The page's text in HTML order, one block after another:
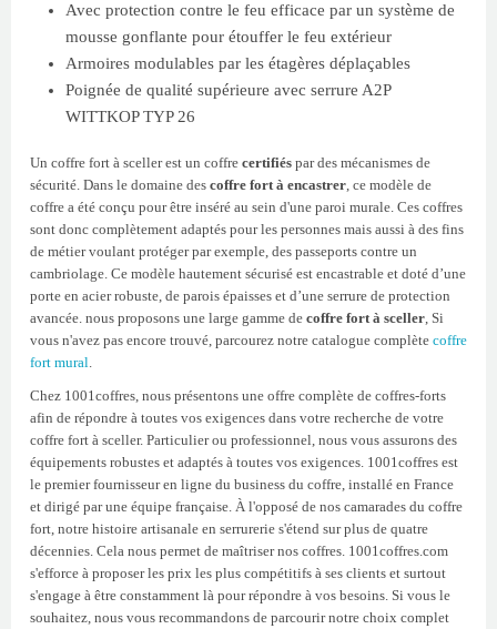
Avec protection contre le feu efficace par un système de
mousse gonflante pour étouffer le feu extérieur
Armoires modulables par les étagères déplaçables
Poignée de qualité supérieure avec serrure A2P
WITTKOP TYP 26
Un coffre fort à sceller est un coffre certifiés par des mécanismes de
sécurité. Dans le domaine des coffre fort à encastrer , ce modèle de
coffre a été conçu pour être inséré au sein d'une paroi murale. Ces coffres
sont donc complètement adaptés pour les personnes mais aussi à des fins
de métier voulant protéger par exemple, des passeports contre un
cambriolage. Ce modèle hautement sécurisé est encastrable et doté d’une
porte en acier robuste, de parois épaisses et d’une serrure de protection
avancée. nous proposons une large gamme de coffre fort à sceller , Si
vous n'avez pas encore trouvé, parcourez notre catalogue complète coffre
fort mural
Chez 1001coffres, nous présentons une offre complète de coffres-forts
afin de répondre à toutes vos exigences dans votre recherche de votre
coffre fort à sceller. Particulier ou professionnel, nous vous assurons des
équipements robustes et adaptés à toutes vos exigences. 1001coffres est
le premier fournisseur en ligne du business du coffre, installé en France
et dirigé par une équipe française. À l'opposé de nos camarades du coffre
fort, notre histoire artisanale en serrurerie s'étend sur plus de quatre
décennies. Cela nous permet de maîtriser nos coffres. 1001coffres.com
s'efforce à proposer les prix les plus compétitifs à ses clients et surtout
s'engage à être constamment là pour répondre à vos besoins. Si vous le
souhaitez, nous vous recommandons de parcourir notre choix complet